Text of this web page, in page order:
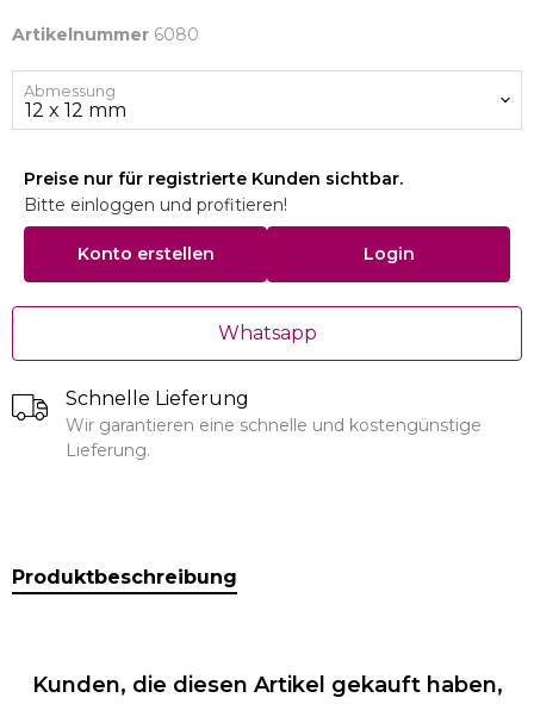
Artikelnummer 6080
Abmessung
Preise nur für registrierte Kunden sichtbar.
Bitte einloggen und profitieren!
Konto erstellen Login
Whatsapp
Schnelle Lieferung
Wir garantieren eine schnelle und kostengünstige
Lieferung.
Produktbeschreibung
Kunden, die diesen Artikel gekauft haben,